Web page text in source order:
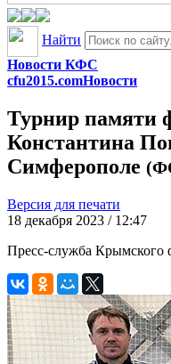
Найти
Новости КФС
cfu2015.comНовости
Турнир памяти
Константина
Симферополе
Версия для печати
18 декабря 2023 / 12:47
Пресс-служба Крымского